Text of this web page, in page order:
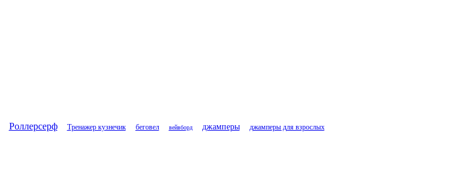
Роллерсерф Тренажер кузнечик беговел вейвборд джамперы джамперы для взрослых